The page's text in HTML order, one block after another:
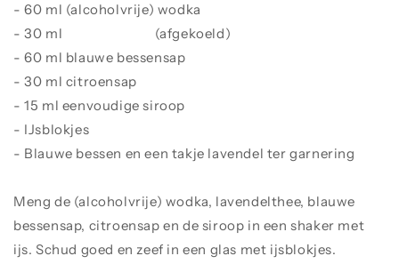
- 60 ml (alcoholvrije) wodka
- 30 ml
(afgekoeld)
- 60 ml blauwe bessensap
- 30 ml citroensap
- 15 ml eenvoudige siroop
- IJsblokjes
- Blauwe bessen en een takje lavendel ter garnering
Meng de (alcoholvrije) wodka, lavendelthee, blauwe
bessensap, citroensap en de siroop in een shaker met
ijs. Schud goed en zeef in een glas met ijsblokjes.